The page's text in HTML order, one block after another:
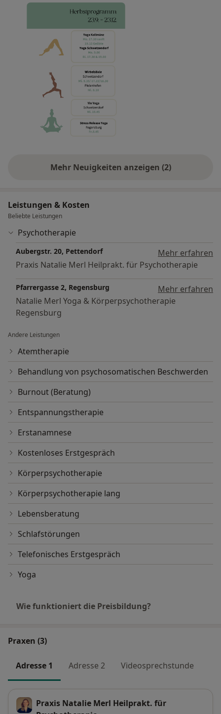
Mehr Neuigkeiten anzeigen (2)
Leistungen & Kosten
Beliebte Leistungen
Psychotherapie
Aubergstr. 20, Pettendorf
Mehr erfahren
Praxis Natalie Merl Heilprakt. für Psychotherapie
Pfarrergasse 2, Regensburg
Mehr erfahren
Natalie Merl Yoga & Körperpsychotherapie
Regensburg
Andere Leistungen
Atemtherapie
Behandlung von psychosomatischen Beschwerden
Burnout (Beratung)
Entspannungstherapie
Erstanamnese
Kostenloses Erstgespräch
Körperpsychotherapie
Körperpsychotherapie lang
Lebensberatung
Schlafstörungen
Telefonisches Erstgespräch
Yoga
Wie funktioniert die Preisbildung?
Praxen (3)
Adresse 1 Adresse 2 Videosprechstunde
Praxis Natalie Merl Heilprakt. für